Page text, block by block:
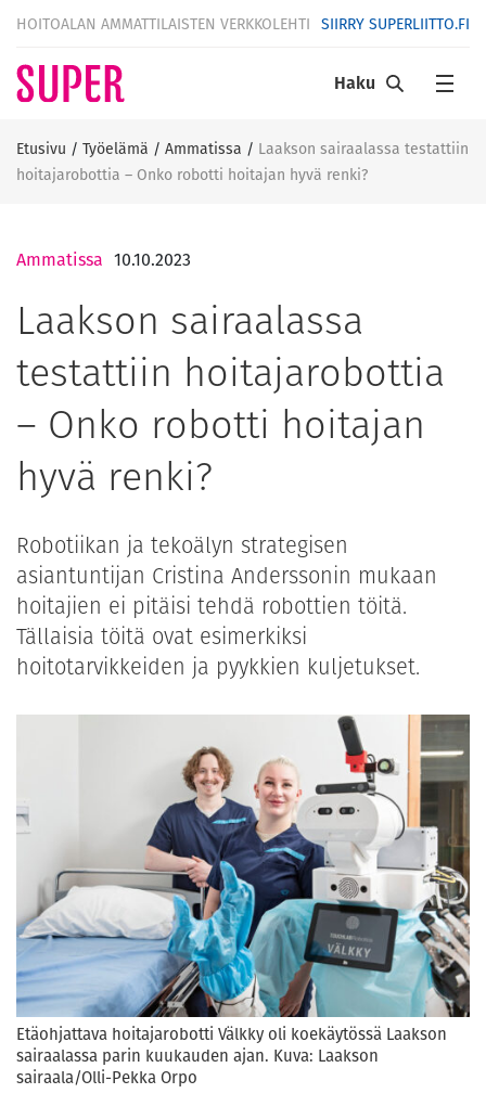
HOITOALAN AMMATTILAISTEN VERKKOLEHTI SIIRRY SUPERLIITTO.FI
Haku
Etusivu / Työelämä / Ammatissa / Laakson sairaalassa testattiin
hoitajarobottia – Onko robotti hoitajan hyvä renki?
Ammatissa 10.10.2023
Laakson sairaalassa
testattiin hoitajarobottia
– Onko robotti hoitajan
hyvä renki?
Robotiikan ja tekoälyn strategisen
asiantuntijan Cristina Anderssonin mukaan
hoitajien ei pitäisi tehdä robottien töitä.
Tällaisia töitä ovat esimerkiksi
hoitotarvikkeiden ja pyykkien kuljetukset.
Etäohjattava hoitajarobotti Välkky oli koekäytössä Laakson
sairaalassa parin kuukauden ajan. Kuva: Laakson
sairaala/Olli-Pekka Orpo